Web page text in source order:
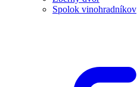
Spolok vinohradníkov